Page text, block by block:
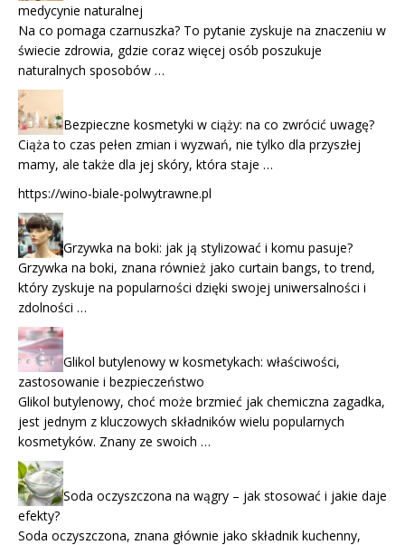
medycynie naturalnej
Na co pomaga czarnuszka? To pytanie zyskuje na znaczeniu w
świecie zdrowia, gdzie coraz więcej osób poszukuje
naturalnych sposobów …
Bezpieczne kosmetyki w ciąży: na co zwrócić uwagę?
Ciąża to czas pełen zmian i wyzwań, nie tylko dla przyszłej
mamy, ale także dla jej skóry, która staje …
https://wino-biale-polwytrawne.pl
Grzywka na boki: jak ją stylizować i komu pasuje?
Grzywka na boki, znana również jako curtain bangs, to trend,
który zyskuje na popularności dzięki swojej uniwersalności i
zdolności …
Glikol butylenowy w kosmetykach: właściwości,
zastosowanie i bezpieczeństwo
Glikol butylenowy, choć może brzmieć jak chemiczna zagadka,
jest jednym z kluczowych składników wielu popularnych
kosmetyków. Znany ze swoich …
Soda oczyszczona na wągry – jak stosować i jakie daje
efekty?
Soda oczyszczona, znana głównie jako składnik kuchenny,